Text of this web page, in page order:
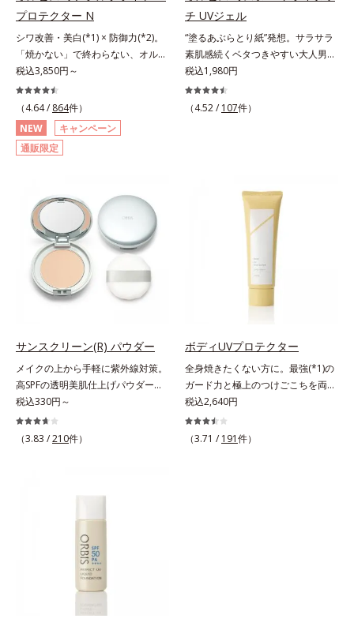
プロテクター N
シワ改善・美白(*1) × 防御力(*2)。
「焼かない」で終わらない、オルビ
ス最高峰(*3)日焼け止め。シワ改
善・美白(*1) × 防御力(*2)「焼かな
い」で終わらないオルビス最高峰
(*3)顔用日焼け止めです。ポーラ化
成の独自研究による、紫外線に反応
して強固な膜を形成する技術「瞬間
厚く強靭に進化することで、紫外線
が強い環境でも汗やくずれから肌を
守り、美容成分(*5)の浸透を促進
(*6)します。有効成分「ナイアシン
アミド」配合。真皮のコラーゲン産
生を促進し今あるシワを改善。メラ
ニンの受け渡しを抑制することで、
プローチ。保湿成分が日中の肌にも
うるおいを与え、明るくなめらかな
肌へ導きます。さらに落ちにくくす
るとキシキシし、塗りごこちを優先
すると膜がくずれやすくなる日焼け
止めのジレンマを解消すべく試作を
PA++++という高い紫外線カット力
ながら、白浮きしにくい処方に。シ
ワ改善・美白を叶えながら、紫外線
を味方にしてあなたの肌を守る最高
防ぐ*2 化粧膜のくずれにくさ、肌
税込3,850円～
（4.64 / 864件）
NEW
キャンペーン
通販限定
チ UVジェル
“塗るあぶらとり紙”発想。サラサラ
素肌感続くベタつきやすい大人男性
肌のための日焼け止めジェル。メン
ズブランド「オルビス ミスター」
の日焼け止めです。SPF50+・
アイテムは本来多くのオイルが必要
ですが、オルビス ミスターは少な
いオイル(*1)でも多くのUVカット成
分を抱え込む技術を採用しました。
さらに皮脂吸着パウダー(*2)も配
合。ベタつきにくいみずみずしい使
用感で、塗ることでスキンケア後の
の両方に応えるアイテムです。*1
自社比較*2 アクリレーツコポリマ
ー配合＝化粧持ち向上成分*3 日焼
けによるシミ予防*4 皮脂吸着によ
るテカリ防止
税込1,980円
（4.52 / 107件）
サンスクリーン(R) パウダー
メイクの上から手軽に紫外線対策。
高SPFの透明美肌仕上げパウダー。
メイクの上から手を汚さずに紫外線
対策ができるUVカットパウダーで
す。“素肌のようななめらかな軽
が同時にできるお役立ちアイテムで
す。毛穴や色ムラをカバーしながら
も、素肌のような透明美肌を叶える
秘密は「スムースヴェールパウダー
(*1)」にあります。7種の球状粉体
ールをかけるようにカバー。さらに
税込330円～
（3.83 /210件）
ボディUVプロテクター
全身焼きたくない方に。最強(*1)の
ガード力と極上のつけごこちを両
立。“肌を整える”日焼け止め。絶対
に焼きたくない方に。SPF50+・
PA++++。最強(*1)のガード力を持
税込2,640円
（3.71 / 191件）